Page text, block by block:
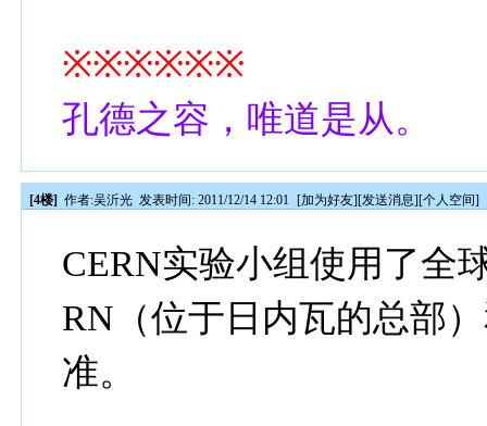
※※※※※※
孔德之容，唯道是从。
[4楼] 作者:吴沂光 发表时间: 2011/12/14 12:01 [加为好友][发送消息][个人空间]
CERN实验小组使用了全
RN（位于日内瓦的总部
准。